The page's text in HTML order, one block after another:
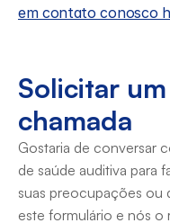
em contato conosco
Solicitar
chamada
Gostaria de conversar
de saúde auditiva para
suas preocupações ou
este formulário e nós o